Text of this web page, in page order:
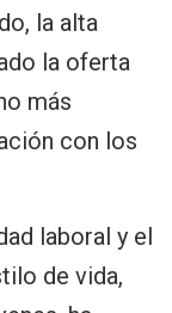
la alta
la oferta
más
con los
laboral y el
de vida,